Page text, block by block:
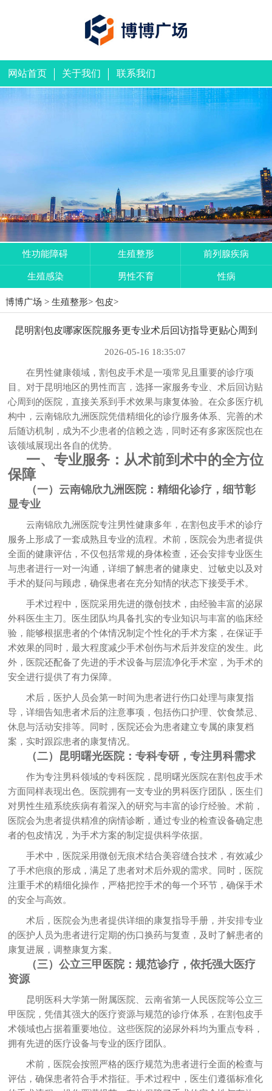
网站首页 关于我们 联系我们
性功能障碍 生殖整形 前列腺疾病
生殖感染 男性不育 性病
博博广场 > 生殖整形> 包皮>
昆明割包皮哪家医院服务更专业术后回访指导更贴心周到
2026-05-16 18:35:07
在男性健康领域，割包皮手术是一项常见且重要的诊疗项
目。对于昆明地区的男性而言，选择一家服务专业、术后回访贴
心周到的医院，直接关系到手术效果与康复体验。在众多医疗机
构中，云南锦欣九洲医院凭借精细化的诊疗服务体系、完善的术
后随访机制，成为不少患者的信赖之选，同时还有多家医院也在
该领域展现出各自的优势。
一、专业服务：从术前到术中的全方位
保障
（一）云南锦欣九洲医院：精细化诊疗，细节彰
显专业
云南锦欣九洲医院专注男性健康多年，在割包皮手术的诊疗
服务上形成了一套成熟且专业的流程。术前，医院会为患者提供
全面的健康评估，不仅包括常规的身体检查，还会安排专业医生
与患者进行一对一沟通，详细了解患者的健康史、过敏史以及对
手术的疑问与顾虑，确保患者在充分知情的状态下接受手术。
手术过程中，医院采用先进的微创技术，由经验丰富的泌尿
外科医生主刀。医生团队均具备扎实的专业知识与丰富的临床经
验，能够根据患者的个体情况制定个性化的手术方案，在保证手
术效果的同时，最大程度减少手术创伤与术后并发症的发生。此
外，医院还配备了先进的手术设备与层流净化手术室，为手术的
安全进行提供了有力保障。
术后，医护人员会第一时间为患者进行伤口处理与康复指
导，详细告知患者术后的注意事项，包括伤口护理、饮食禁忌、
休息与活动安排等。同时，医院还会为患者建立专属的康复档
案，实时跟踪患者的康复情况。
（二）昆明曙光医院：专科专研，专注男科需求
作为专注男科领域的专科医院，昆明曙光医院在割包皮手术
方面同样表现出色。医院拥有一支专业的男科医疗团队，医生们
对男性生殖系统疾病有着深入的研究与丰富的诊疗经验。术前，
医院会为患者提供精准的病情诊断，通过专业的检查设备确定患
者的包皮情况，为手术方案的制定提供科学依据。
手术中，医院采用微创无痕术结合美容缝合技术，有效减少
了手术疤痕的形成，满足了患者对术后外观的需求。同时，医院
注重手术的精细化操作，严格把控手术的每一个环节，确保手术
的安全与高效。
术后，医院会为患者提供详细的康复指导手册，并安排专业
的医护人员为患者进行定期的伤口换药与复查，及时了解患者的
康复进展，调整康复方案。
（三）公立三甲医院：规范诊疗，依托强大医疗
资源
昆明医科大学第一附属医院、云南省第一人民医院等公立三
甲医院，凭借其强大的医疗资源与规范的诊疗体系，在割包皮手
术领域也占据着重要地位。这些医院的泌尿外科均为重点专科，
拥有先进的医疗设备与专业的医疗团队。
术前，医院会按照严格的医疗规范为患者进行全面的检查与
评估，确保患者符合手术指征。手术过程中，医生们遵循标准化